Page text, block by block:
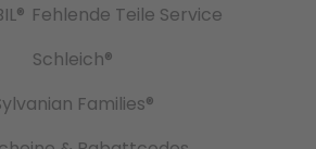
Fehlende Teile Service
Schleich®
Families®